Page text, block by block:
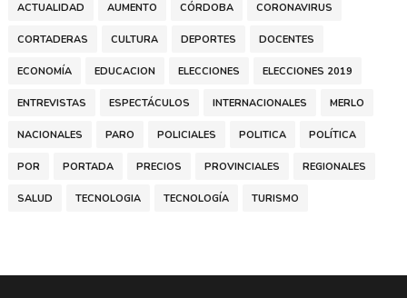
ACTUALIDAD AUMENTO CÓRDOBA CORONAVIRUS
CORTADERAS CULTURA DEPORTES DOCENTES
ECONOMÍA EDUCACION ELECCIONES ELECCIONES 2019
ENTREVISTAS ESPECTÁCULOS INTERNACIONALES MERLO
NACIONALES PARO POLICIALES POLITICA POLÍTICA
POR PORTADA PRECIOS PROVINCIALES REGIONALES
SALUD TECNOLOGIA TECNOLOGÍA TURISMO